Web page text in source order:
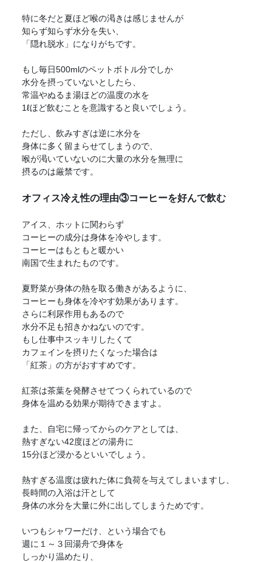
特に冬だと夏ほど喉の渇きは感じませんが
知らず知らず水分を失い、
「隠れ脱水」になりがちです。
もし毎日500mlのペットボトル分でしか
水分を摂っていないとしたら、
常温やぬるま湯ほどの温度の水を
1ℓほど飲むことを意識すると良いでしょう。
ただし、飲みすぎは逆に水分を
身体に多く留まらせてしまうので、
喉が渇いていないのに大量の水分を無理に
摂るのは厳禁です。
オフィス冷え性の理由③コーヒーを好んで飲む
アイス、ホットに関わらず
コーヒーの成分は身体を冷やします。
コーヒーはもともと暖かい
南国で生まれたものです。
夏野菜が身体の熱を取る働きがあるように、
コーヒーも身体を冷やす効果があります。
さらに利尿作用もあるので
水分不足も招きかねないのです。
もし仕事中スッキリしたくて
カフェインを摂りたくなった場合は
「紅茶」の方がおすすめです。
紅茶は茶葉を発酵させてつくられているので
身体を温める効果が期待できますよ。
また、自宅に帰ってからのケアとしては、
熱すぎない42度ほどの湯舟に
15分ほど浸かるといいでしょう。
熱すぎる温度は疲れた体に負荷を与えてしまいますし、
長時間の入浴は汗として
身体の水分を大量に外に出してしまうためです。
いつもシャワーだけ、という場合でも
週に１～３回湯舟で身体を
しっかり温めたり、